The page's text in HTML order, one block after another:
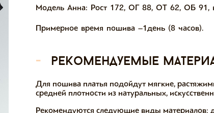
Модель Анна: Рост 172, ОГ 88, ОТ 62, ОБ 91,
Примерное время пошива –1день (8 часов).
- рекомендуемые
Для пошива платья подойдут мягкие,
средней плотности из натуральных,
Рекомендуются следующие виды материалов: